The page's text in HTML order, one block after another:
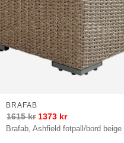
Brafab, Ashfield fotpall/bord beige
BRAFAB
1615kr 1373 kr